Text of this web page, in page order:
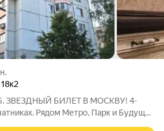
18к2
ЗВЕЗДНЫЙ БИЛЕТ В МОСКВУ! 4-
Рядом Метро, Парк и Будущий